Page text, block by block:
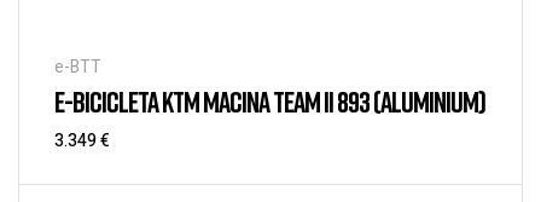
e-BTT
E-BICICLETA KTM MACINA TEAM II 893 (ALUMINIUM)
3.349€